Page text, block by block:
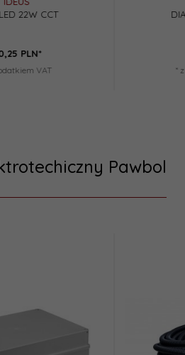
PIR IP20 1200W, biały
35,98
* z podatkiem VAT
Pawbol